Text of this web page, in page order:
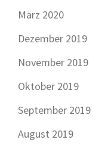
März 2020
Dezember 2019
November 2019
Oktober 2019
September 2019
August 2019